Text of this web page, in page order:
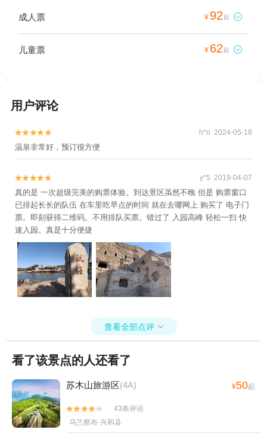
成人票 ¥ 92 起 
儿童票 ¥ 62 起 
用户评论

 h*n 2024-05-18
温泉非常好，预订很方便

 y*5 2019-04-07
真的是 一次超级完美的购票体验。到达景区虽然不晚 但是 购票窗口
已排起长长的队伍 在车里吃早点的时间 就在去哪网上 购买了 电子门
票。即刻获得二维码。不用排队买票。错过了 入园高峰 轻松一扫 快
速入园。真是十分便捷
查看全部点评 
看了该景点的人还看了
苏木山旅游区(4A) ¥50起


43条评论
乌兰察布·兴和县